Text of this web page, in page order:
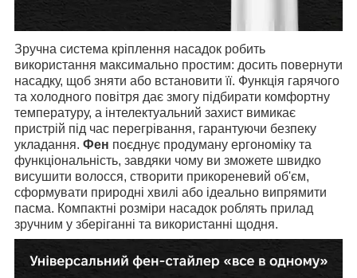
Зручна система кріплення насадок робить
використання максимально простим: досить повернути
насадку, щоб зняти або встановити її. Функція гарячого
та холодного повітря дає змогу підбирати комфортну
температуру, а інтелектуальний захист вимикає
пристрій під час перегрівання, гарантуючи безпеку
укладання. Фен поєднує продуману ергономіку та
функціональність, завдяки чому ви зможете швидко
висушити волосся, створити прикореневий об'єм,
сформувати природні хвилі або ідеально випрямити
пасма. Компактні розміри насадок роблять прилад
зручним у зберіганні та використанні щодня.